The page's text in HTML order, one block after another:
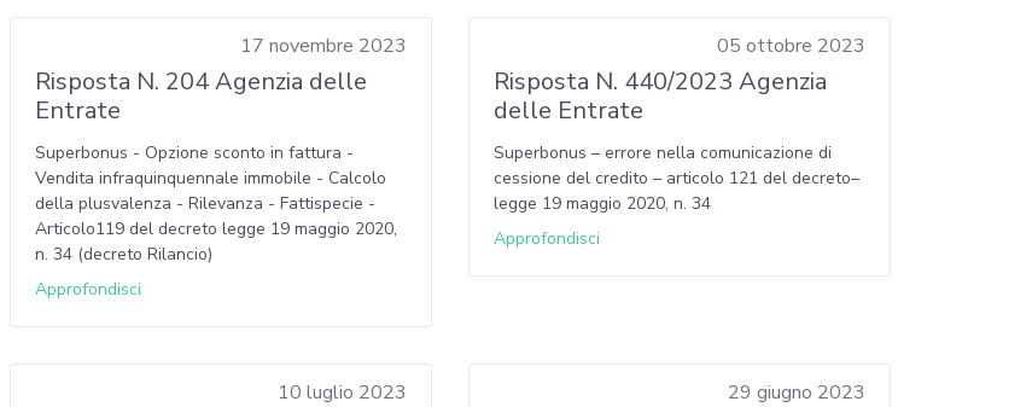
17 novembre 2023
Risposta N. 204 Agenzia delle
Entrate
Superbonus - Opzione sconto in fattura -
Vendita infraquinquennale immobile - Calcolo
della plusvalenza - Rilevanza - Fattispecie -
Articolo119 del decreto legge 19 maggio 2020,
n. 34 (decreto Rilancio)
Approfondisci
05 ottobre 2023
Risposta N. 440/2023 Agenzia
delle Entrate
Superbonus – errore nella comunicazione di
cessione del credito – articolo 121 del decreto–
legge 19 maggio 2020, n. 34
Approfondisci
10 luglio 2023 29 giugno 2023